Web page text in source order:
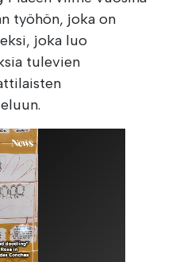
työhön, joka on
joka luo
tulevien